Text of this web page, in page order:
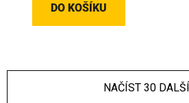
DO KOŠÍKU
NAČÍST 30